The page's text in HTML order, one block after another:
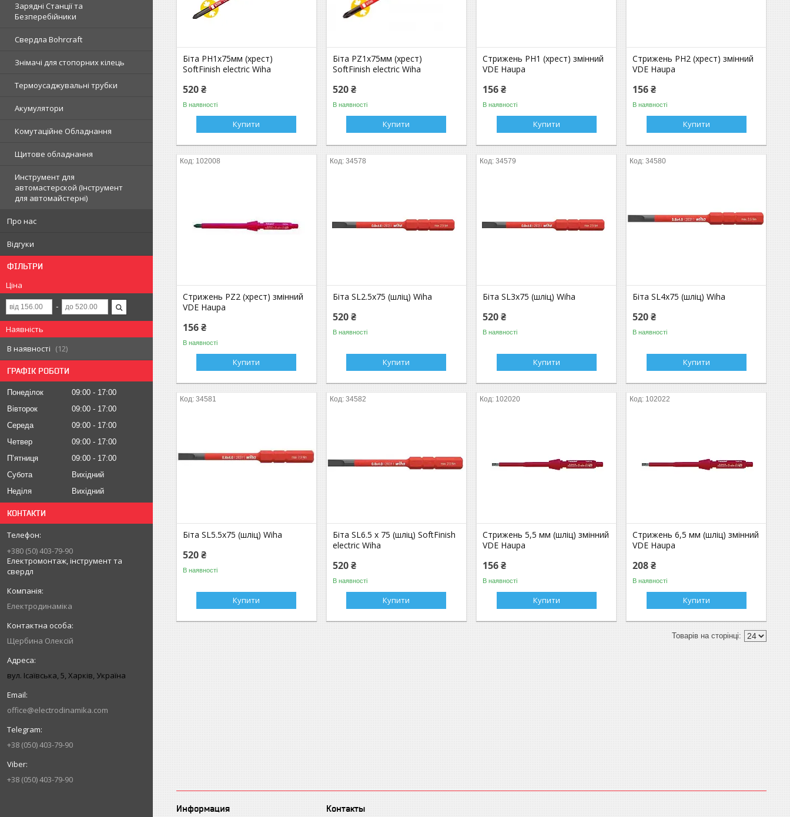
Зарядні Станції та
Безперебійники
Свердла Bohrcraft
Знімачі для стопорних кілець
Термоусаджувальні трубки
Акумулятори
Комутаційне Обладнання
Щитове обладнання
Инструмент для
автомастерской (Інструмент
для автомайстерні)
Про нас
Відгуки
ФІЛЬТРИ
Ціна
Наявність
В наявності
12
ГРАФІК РОБОТИ
Понеділок 09:00
17:00
Вівторок
09:00
17:00
Середа
09:00
17:00
Четвер
09:00
17:00
Пʼятниця
09:00
17:00
Субота
Вихідний
Неділя
Вихідний
КОНТАКТИ
+380 (50) 403-79-90
Електромонтаж, інструмент та
свердл
Електродинаміка
Щербина Олексій
вул. Ісаївська, 5, Харків, Україна
office@electrodinamika.com
+38 (050) 403-79-90
+38 (050) 403-79-90
Біта РН1х75мм (хрест)
SoftFinish electric Wiha
520 ₴
В наявності
Купити
Біта PZ1x75мм (хрест)
SoftFinish electric Wiha
520 ₴
В наявності
Купити
Стрижень PH1 (хрест) змінний
VDE Haupa
156 ₴
В наявності
Купити
Стрижень PH2 (хрест) змінний
VDE Haupa
156 ₴
В наявності
Купити
102008
Стрижень PZ2 (хрест) змінний
VDE Haupa
156 ₴
В наявності
Купити
34578
Біта SL2.5x75 (шліц) Wiha
520 ₴
В наявності
Купити
34579
Біта SL3x75 (шліц) Wiha
520 ₴
В наявності
Купити
34580
Біта SL4x75 (шліц) Wiha
520 ₴
В наявності
Купити
34581
Біта SL5.5x75 (шліц) Wiha
520 ₴
В наявності
Купити
34582
Біта SL6.5 x 75 (шліц) SoftFinish
electric Wiha
520 ₴
В наявності
Купити
102020
Стрижень 5,5 мм (шліц) змінний
VDE Haupa
156 ₴
В наявності
Купити
102022
Стрижень 6,5 мм (шліц) змінний
VDE Haupa
208 ₴
В наявності
Купити
Информация Контакты